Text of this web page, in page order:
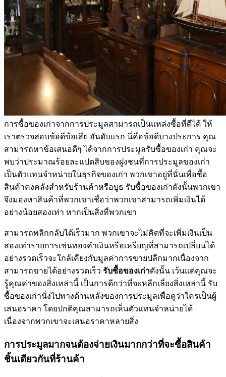
การซื้อของเก่าจากการประมูลสามารถเป็นแหล่งซื้อที่ดีได้ ให้
เราตรวจสอบข้อดีข้อเสีย อันดับแรก นี่คือข้อดีบางประการ คุณ
สามารถหาข้อเสนอดีๆ ได้จากการประมูลรับซื้อของเก่า คุณจะ
พบว่าประมาณร้อยละแปดสิบของฝูงชนที่การประมูลของเก่า
เป็นตัวแทนจำหน่ายในธุรกิจของเก่า พวกเขาอยู่ที่นั่นเพื่อซื้อ
สินค้าคงคลังสำหรับร้านค้าหรือบูธ รับซื้อของเก่าดังนั้นพวกเขา
จึงมองหาสินค้าที่พวกเขาเชื่อว่าพวกเขาสามารถเพิ่มเงินได้
อย่างน้อยสองเท่า หากเป็นสิ่งที่พวกเขา
สามารถพลิกกลับได้เร็วมาก พวกเขาจะไม่คิดที่จะเพิ่มเงินเป็น
สองเท่ารายการเช่นทองคำเงินหรือเหรียญที่สามารถเปลี่ยนได้
อย่างรวดเร็วจะใกล้เคียงกับมูลค่าการขายปลีกมากเนื่องจาก
สามารถขายได้อย่างรวดเร็ว รับซื้อของเก่าดังนั้น เว้นแต่คุณจะ
รู้คุณค่าของสิ่งเหล่านี้ เป็นการดีกว่าที่จะหลีกเลี่ยงสิ่งเหล่านี้ รับ
ซื้อของเก่านั่งไปทางด้านหลังของการประมูลเพื่อดูว่าใครเป็นผู้
เสนอราคา โดยปกติคุณสามารถเห็นตัวแทนจำหน่ายได้
เนื่องจากพวกเขาจะเสนอราคาหลายสิ่ง
การประมูลมากจนต้องจ่ายเงินมากกว่าที่จะซื้อสินค้า
ชิ้นเดียวกันที่ร้านค้า